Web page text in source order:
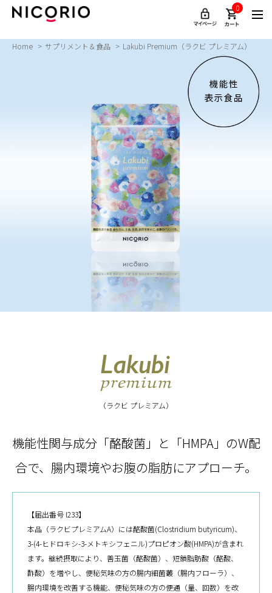
0
Home サプリメント＆食品 Lakubi Premium（ラクビ プレミアム）
（ラクビ プレミアム）
機能性関与成分「酪酸菌」と「HMPA」のW配
合で、 腸内環境やお腹の脂肪にアプローチ。
【届出番号 I233】
本品（ラクビプレミアムA）には酪酸菌(Clostridium butyricum)、
3-(4-ヒドロキシ-3-メトキシフェニル)プロピオン酸(HMPA)が含まれ
ます。継続摂取により、善玉菌（酪酸菌）、短鎖脂肪酸（酪酸、
酢酸）を増やし、便秘気味の方の腸内細菌叢（腸内フローラ）、
腸内環境を改善する機能、便秘気味の方の便通（量、回数）を改